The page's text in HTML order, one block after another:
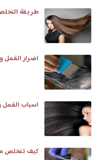
طريقة
اضرار القمل
اسباب القمل
كيف تتخلص